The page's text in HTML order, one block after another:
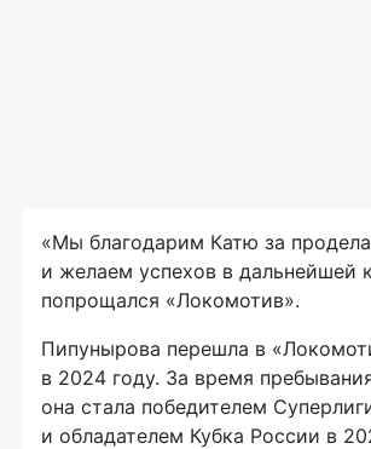
«Мы благодарим Катю за
и желаем успехов в дальнейшей
попрощался «Локомотив».
Пипунырова перешла в
в 2024 году. За время
она стала победителем
и обладателем Кубка России в